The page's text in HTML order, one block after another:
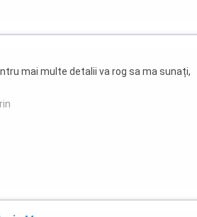
mai multe detalii va rog sa ma sunați,